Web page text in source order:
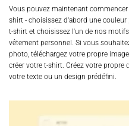
Vous pouvez maintenant
shirt - choisissez d'abord une
t-shirt et choisissez l'un de nos
vêtement personnel. Si vous
photo, téléchargez votre propre
créer votre t-shirt. Créez votre propre
votre texte ou un design prédéfini.